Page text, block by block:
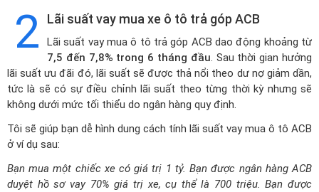
2 Lãi suất vay mua xe ô tô trả góp ACB
Lãi suất vaymua ô tô trả góp ACB dao động khoảng từ
7,5 đến 7,8% trong 6 tháng đầu. Sau thời gian hưởng
lãi suất ưu đãi đó, lãi suất sẽ được thả nổi theo dư nợ giảm dần,
tức là sẽ có sự điều chỉnh lãi suất theo từng thời kỳ nhưng sẽ
không dưới mức tối thiểu do ngân hàng quy định.
Tôi sẽ giúp bạn dễ hình dung cách tính lãi suất vay mua ô tô ACB
ở ví dụ sau:
Bạn mua một chiếc xe có giá trị 1 tỷ. Bạn được ngân hàng ACB
duyệt hồ sơ vay 70% giá trị xe, cụ thể là 700 triệu. Bạn được